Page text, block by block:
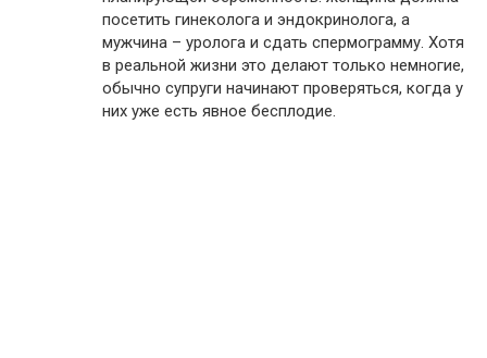
посетить гинеколога и эндокринолога, а
мужчина – уролога и сдать спермограмму. Хотя
в реальной жизни это делают только немногие,
обычно супруги начинают проверяться, когда у
них уже есть явное бесплодие.